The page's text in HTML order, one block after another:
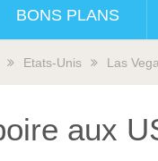
BONS PLANS
Etats-Unis Las
aux